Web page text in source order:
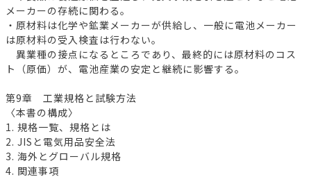
メーカーの存続に関わる。
・原材料は化学や鉱業メーカーが供給し、一般に電池メーカー
は原材料の受入検査は行わない。
異業種の接点になるところであり、最終的には原材料のコス
ト（原価）が、電池産業の安定と継続に影響する。
第9章 工業規格と試験方法
〈本書の構成〉
1. 規格一覧、規格とは
2. JISと電気用品安全法
3. 海外とグローバル規格
4. 関連事項